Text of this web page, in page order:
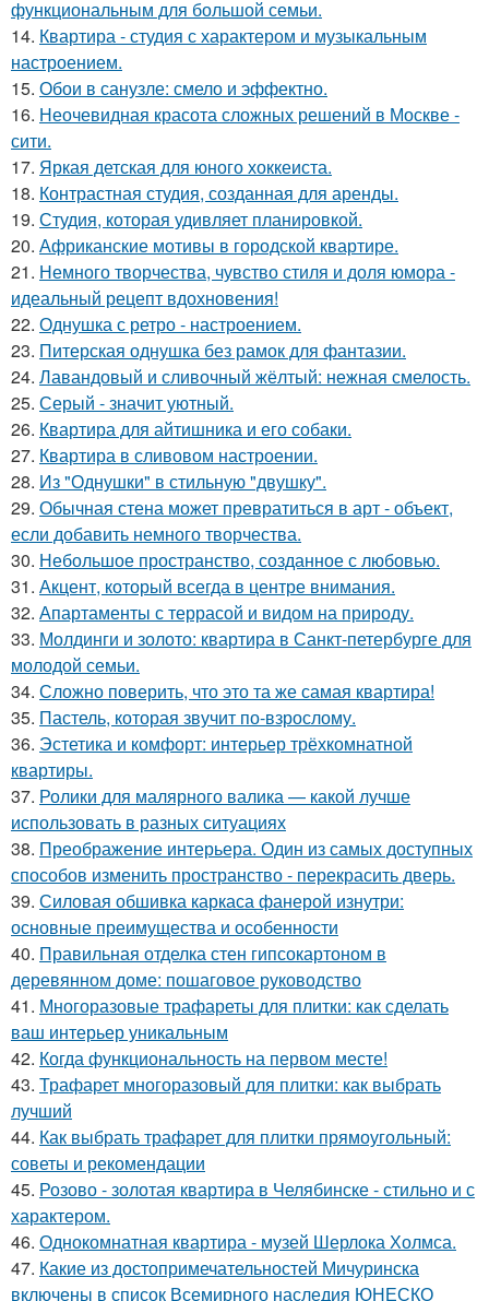
функциональным для большой семьи.
14. Квартира - студия с характером и музыкальным
настроением.
15. Обои в санузле: смело и эффектно.
16. Неочевидная красота сложных решений в Москве -
сити.
17. Яркая детская для юного хоккеиста.
18. Контрастная студия, созданная для аренды.
19. Студия, которая удивляет планировкой.
20. Африканские мотивы в городской квартире.
21. Немного творчества, чувство стиля и доля юмора -
идеальный рецепт вдохновения!
22. Однушка с ретро - настроением.
23. Питерская однушка без рамок для фантазии.
24. Лавандовый и сливочный жёлтый: нежная смелость.
25. Серый - значит уютный.
26. Квартира для айтишника и его собаки.
27. Квартира в сливовом настроении.
28. Из "Однушки" в стильную "двушку".
29. Обычная стена может превратиться в арт - объект,
если добавить немного творчества.
30. Небольшое пространство, созданное с любовью.
31. Акцент, который всегда в центре внимания.
32. Апартаменты с террасой и видом на природу.
33. Молдинги и золото: квартира в Санкт-петербурге для
молодой семьи.
34. Сложно поверить, что это та же самая квартира!
35. Пастель, которая звучит по-взрослому.
36. Эстетика и комфорт: интерьер трёхкомнатной
квартиры.
37. Ролики для малярного валика — какой лучше
использовать в разных ситуациях
38. Преображение интерьера. Один из самых доступных
способов изменить пространство - перекрасить дверь.
39. Силовая обшивка каркаса фанерой изнутри:
основные преимущества и особенности
40. Правильная отделка стен гипсокартоном в
деревянном доме: пошаговое руководство
41. Многоразовые трафареты для плитки: как сделать
ваш интерьер уникальным
42. Когда функциональность на первом месте!
43. Трафарет многоразовый для плитки: как выбрать
лучший
44. Как выбрать трафарет для плитки прямоугольный:
советы и рекомендации
45. Розово - золотая квартира в Челябинске - стильно и с
характером.
46. Однокомнатная квартира - музей Шерлока Холмса.
47. Какие из достопримечательностей Мичуринска
включены в список Всемирного наследия ЮНЕСКО